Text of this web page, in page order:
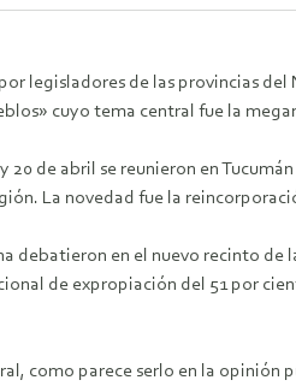
legisladores de las provincias del
cuyo tema central fue la
y 20 de abril se reunieron en
La novedad fue la
debatieron en el nuevo recinto
de expropiación del 51 por
como parece serlo en la